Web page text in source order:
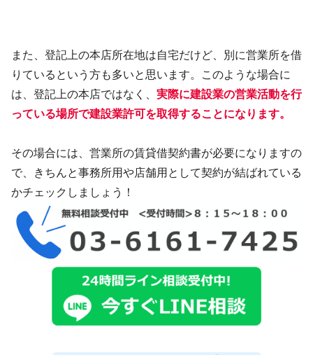
また、登記上の本店所在地は自宅だけど、別に営業所を借
りているという方も多いと思います。このような場合に
は、登記上の本店ではなく、 実際に建設業の営業活動を行
っている場所で建設業許可を取得することになります。
その場合には、営業所の賃貸借契約書が必要になりますの
で、きちんと事務所用や店舗用として契約が結ばれている
かチェックしましょう！